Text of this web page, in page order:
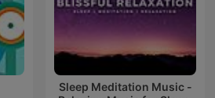
Sleep Meditation Music -